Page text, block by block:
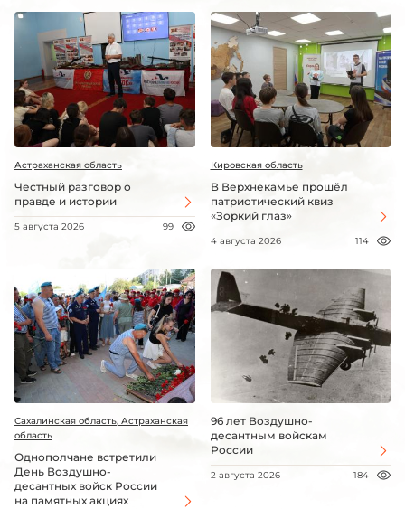
Астраханская область
Честный разговор о
правде и истории
5 августа 2026 99
Кировская область
В Верхнекамье прошёл
патриотический квиз
«Зоркий глаз»
4 августа 2026 114
Сахалинская область, Астраханская
область
Однополчане встретили
День Воздушно-
десантных войск России
на памятных акциях
96 лет Воздушно-
десантным войскам
России
2 августа 2026 184